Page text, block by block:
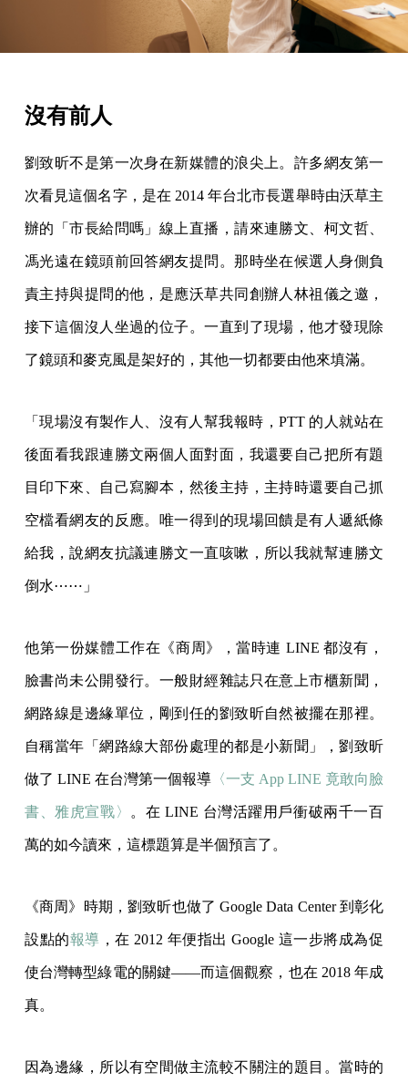
沒有前人
劉致昕不是第一次身在新媒體的浪尖上。許多網友第一
次看見這個名字，是在 2014 年台北市長選舉時由沃草主
辦的「市長給問嗎」線上直播，請來連勝文、柯文哲、
馮光遠在鏡頭前回答網友提問。那時坐在候選人身側負
責主持與提問的他，是應沃草共同創辦人林祖儀之邀，
接下這個沒人坐過的位子。一直到了現場，他才發現除
了鏡頭和麥克風是架好的，其他一切都要由他來填滿。
「現場沒有製作人、沒有人幫我報時，PTT 的人就站在
後面看我跟連勝文兩個人面對面，我還要自己把所有題
目印下來、自己寫腳本，然後主持，主持時還要自己抓
空檔看網友的反應。唯一得到的現場回饋是有人遞紙條
給我，說網友抗議連勝文一直咳嗽，所以我就幫連勝文
倒水⋯⋯」
他第一份媒體工作在《商周》，當時連 LINE 都沒有，
臉書尚未公開發行。一般財經雜誌只在意上市櫃新聞，
網路線是邊緣單位，剛到任的劉致昕自然被擺在那裡。
自稱當年「網路線大部份處理的都是小新聞」，劉致昕
做了 LINE 在台灣第一個報導 〈一支 App LINE 竟敢向臉
書、雅虎宣戰〉 。在 LINE 台灣活躍用戶衝破兩千一百
萬的如今讀來，這標題算是半個預言了。
《商周》時期，劉致昕也做了 Google Data Center 到彰化
設點的報導 ，在 2012 年便指出 Google 這一步將成為促
使台灣轉型綠電的關鍵——而這個觀察，也在 2018 年成
真。
因為邊緣，所以有空間做主流較不關注的題目。當時的